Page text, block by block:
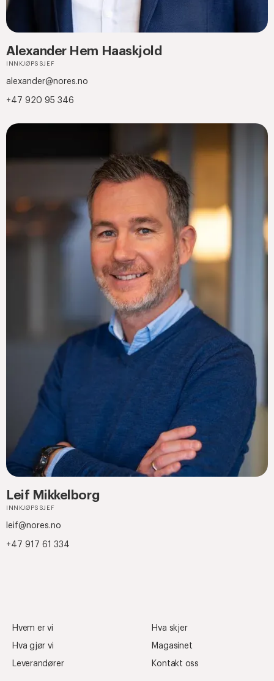
Alexander Hem Haaskjold
INNKJØPSSJEF
alexander@nores.no
+47 920 95 346
Leif Mikkelborg
INNKJØPSSJEF
leif@nores.no
+47 917 61 334
Hvem er vi
Hva gjør vi
Leverandører
Hva skjer
Magasinet
Kontakt oss